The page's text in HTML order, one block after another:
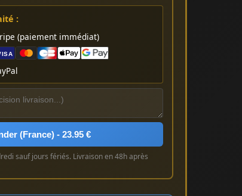
:
(paiement immédiat)
(France) - 23.95 €
sauf jours fériés. Livraison en 48h après